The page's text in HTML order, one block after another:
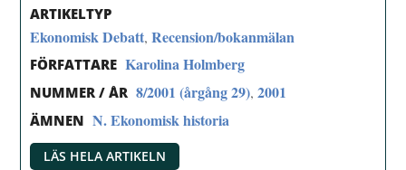
ARTIKELTYP
Ekonomisk Debatt,Recension/bokanmälan
FÖRFATTARE Karolina Holmberg
NUMMER / ÅR 8/2001 (årgång 29),2001
ÄMNEN N. Ekonomisk historia
LÄS HELA ARTIKELN